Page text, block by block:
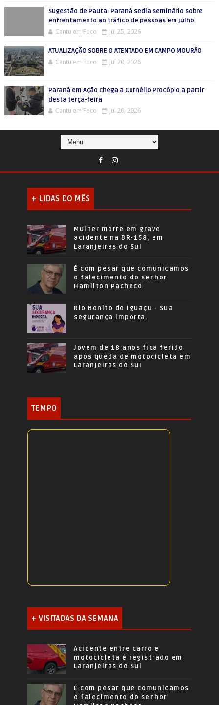
Sugestão de Pauta: Paraná sedia seminário sobre
enfrentamento ao tráfico de pessoas em julho
Cantu em Foco Jul 25, 2026
ATUALIZAÇÃO SOBRE O ATENTADO EM CAMPO MOURÃO
Cantu em Foco Jul 20, 2026
Paraná em Ação chega a Cornélio Procópio a partir
desta terça-feira
Cantu em Foco Jul 20, 2026
+ LIDAS DO MÊS
Mulher morre em grave
acidente na BR-158, em
Laranjeiras do Sul
É com pesar que comunicamos
o falecimento do senhor
Hamilton Pacheco
Rio Bonito do Iguaçu - Sua
segurança importa.
Jovem de 18 anos fica ferido
após queda de motocicleta em
Laranjeiras do Sul
TEMPO
+ VISITADAS DA SEMANA
Acidente entre carro e
motocicleta é registrado em
Laranjeiras do Sul
É com pesar que comunicamos
o falecimento do senhor